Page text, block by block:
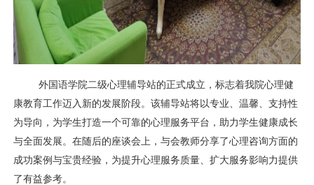
外国语学院二级心理辅导站的正式成立，标志着我院心理健
康教育工作迈入新的发展阶段。该辅导站将以专业、温馨、支持性
为导向，为学生打造一个可靠的心理服务平台，助力学生健康成长
与全面发展。在随后的座谈会上，与会教师分享了心理咨询方面的
成功案例与宝贵经验，为提升心理服务质量、扩大服务影响力提供
了有益参考。